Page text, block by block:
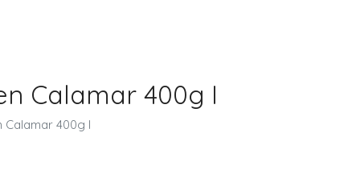
Calamar 400g I
Calamar 400g I